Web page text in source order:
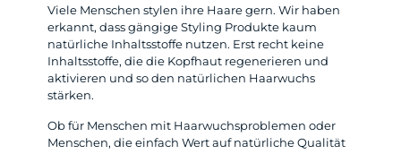
Viele Menschen stylen ihre Haare gern. Wir haben
erkannt, dass gängige Styling Produkte kaum
natürliche Inhaltsstoffe nutzen. Erst recht keine
Inhaltsstoffe, die die Kopfhaut regenerieren und
aktivieren und so den natürlichen Haarwuchs
stärken.
Ob für Menschen mit Haarwuchsproblemen oder
Menschen, die einfach Wert auf natürliche Qualität